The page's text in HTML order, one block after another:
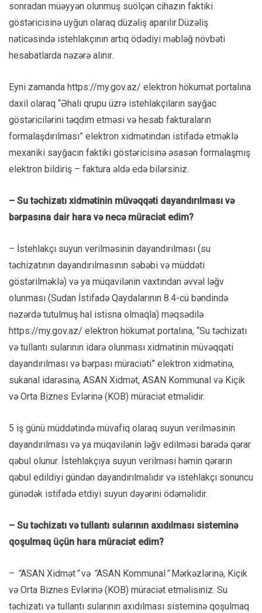
sonradan müəyyən olunmuş suölçən cihazın faktiki
göstəricisinə uyğun olaraq düzəliş aparılır.Düzəliş
nəticəsində istehlakçının artıq ödədiyi məbləğ növbəti
hesabatlarda nəzərə alınır.
Eyni zamanda https://my.gov.az/ elektron hökumət portalına
daxil olaraq “Əhali qrupu üzrə istehlakçıların sayğac
göstəricilərini təqdim etməsi və hesab fakturaların
formalaşdırılması” elektron xidmətindən istifadə etməklə
mexaniki sayğacın faktiki göstəricisinə əsasən formalaşmış
elektron bildiriş – faktura əldə edə bilərsiniz.
– Su təchizatı xidmətinin müvəqqəti dayandırılması və
bərpasına dair hara və necə müraciət edim?
– İstehlakçı suyun verilməsinin dayandırılması (su
təchizatının dayandırılmasının səbəbi və müddəti
göstərilməklə) və ya müqavilənin vaxtından əvvəl ləğv
olunması (Sudan İstifadə Qaydalarının 8.4-cü bəndində
nəzərdə tutulmuş hal istisna olmaqla) məqsədilə
https://my.gov.az/ elektron hökumət portalına, “Su təchizatı
və tullantı sularının idarə olunması xidmətinin müvəqqəti
dayandırılması və bərpası müraciəti” elektron xidmətinə,
sukanal idarəsinə, ASAN Xidmət, ASAN Kommunal və Kiçik
və Orta Biznes Evlərinə (KOB) müraciət etməlidir.
5 iş günü müddətində müvafiq olaraq suyun verilməsinin
dayandırılması və ya müqavilənin ləğv edilməsi barədə qərar
qəbul olunur. İstehlakçıya suyun verilməsi həmin qərarın
qəbul edildiyi gündən dayandırılmalıdır və istehlakçı sonuncu
günədək istifadə etdiyi suyun dəyərini ödəməlidir.
– Su təchizatı və tullantı sularının axıdılması sisteminə
qoşulmaq üçün hara müraciət edim?
– “ASAN Xidmət”və “ASAN Kommunal ”Mərkəzlərinə, Kiçik
və Orta Biznes Evlərinə (KOB) müraciət etməlisiniz. Su
təchizatı və tullantı sularının axıdılması sisteminə qoşulmaq